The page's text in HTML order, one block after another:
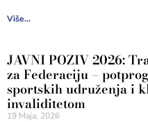
Više...
JAVNI POZIV 2026:
za Federaciju –
sportskih udruženja i
invaliditetom
19 Maja, 2026